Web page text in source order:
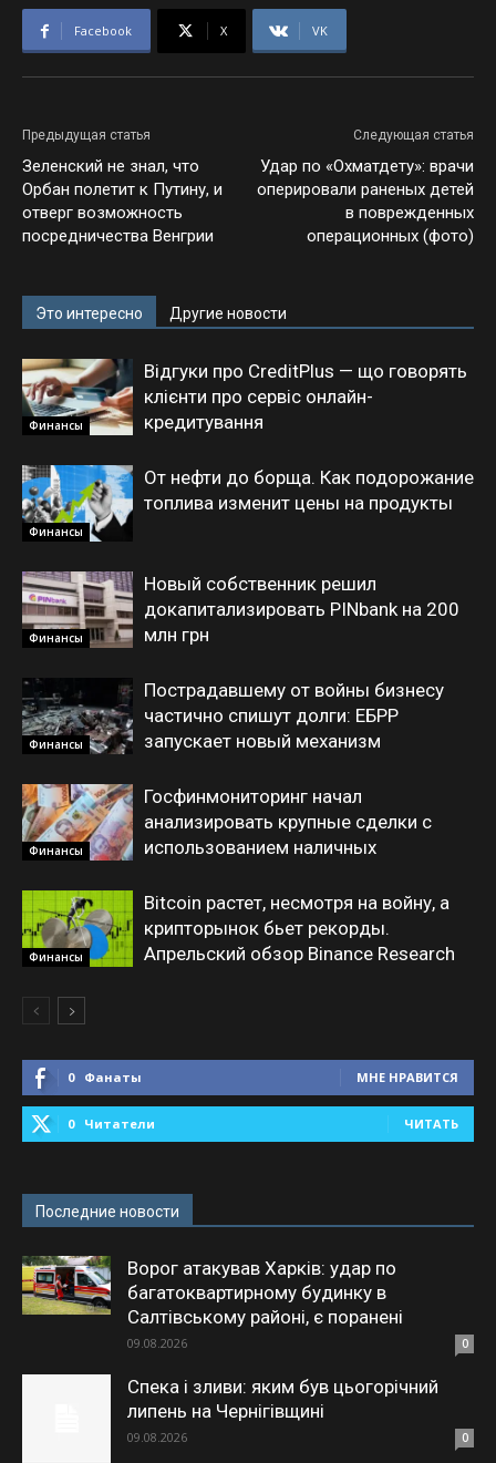
Facebook X VK
Предыдущая статья
Зеленский не знал, что
Орбан полетит к Путину, и
отверг возможность
посредничества Венгрии
Следующая статья
Удар по «Охматдету»: врачи
оперировали раненых детей
в поврежденных
операционных (фото)
Это интересно Другие новости
Финансы
Відгуки про CreditPlus — що говорять
клієнти про сервіс онлайн-
кредитування
Финансы
От нефти до борща. Как подорожание
топлива изменит цены на продукты
Финансы
Новый собственник решил
докапитализировать PINbank на 200
млн грн
Финансы
Пострадавшему от войны бизнесу
частично спишут долги: ЕБРР
запускает новый механизм
Финансы
Госфинмониторинг начал
анализировать крупные сделки с
использованием наличных
Финансы
Bitcoin растет, несмотря на войну, а
крипторынок бьет рекорды.
Апрельский обзор Binance Research
0 Фанаты МНЕ НРАВИТСЯ
0 Читатели ЧИТАТЬ
Последние новости
Ворог атакував Харків: удар по
багатоквартирному будинку в
Салтівському районі, є поранені
09.08.2026 0
Спека і зливи: яким був цьогорічний
липень на Чернігівщині
09.08.2026 0